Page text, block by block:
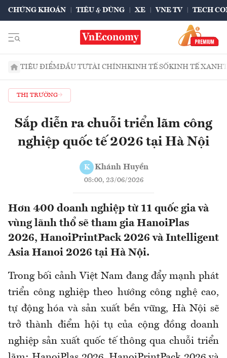
CHỨNG KHOÁN TIÊU & DÙNG XE VNE TV TECH
TIÊU ĐIỂMĐẦU TƯTÀI CHÍNHKINH TẾ SỐKINH TẾ XANH
THỊ TRƯỜNG
Sắp diễn ra chuỗi triển lãm công
nghiệp quốc tế 2026 tại Hà Nội
K Khánh Huyền
08:00, 23/06/2026
Hơn 400 doanh nghiệp từ 11 quốc gia và
vùng lãnh thổ sẽ tham gia HanoiPlas
2026, HanoiPrintPack 2026 và Intelligent
Asia Hanoi 2026 tại Hà Nội.
Trong bối cảnh Việt Nam đang đẩy mạnh phát
triển công nghiệp theo hướng công nghệ cao,
tự động hóa và sản xuất bền vững, Hà Nội sẽ
trở thành điểm hội tụ của cộng đồng doanh
nghiệp sản xuất quốc tế thông qua chuỗi triển